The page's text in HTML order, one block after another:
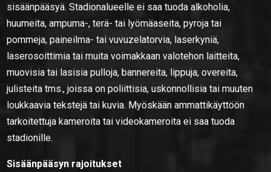
sisäänpääsyä. Stadionalueelle ei saa tuoda alkoholia,
huumeita, ampuma-, terä- tai lyömäaseita, pyroja tai
pommeja, paineilma- tai vuvuzelatorvia, laserkyniä,
laserosoittimia tai muita voimakkaan valotehon laitteita,
muovisia tai lasisia pulloja, bannereita, lippuja, overeita,
julisteita tms., joissa on poliittisia, uskonnollisia tai muuten
loukkaavia tekstejä tai kuvia. Myöskään ammattikäyttöön
tarkoitettuja kameroita tai videokameroita ei saa tuoda
stadionille.
Sisäänpääsyn rajoitukset